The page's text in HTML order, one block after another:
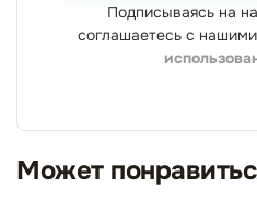
Подписываясь на
соглашаетесь с
Может